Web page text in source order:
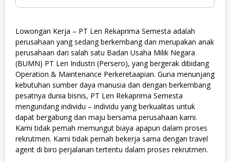
Lowongan Kerja – PT Len Rekaprima Semesta adalah
perusahaan yang sedang berkembang dan merupakan anak
perusahaan dari salah satu Badan Usaha Milik Negara
(BUMN) PT Len Industri (Persero), yang bergerak dibidang
Operation & Maintenance Perkeretaapian. Guna menunjang
kebutuhan sumber daya manusia dan dengan berkembang
pesatnya dunia bisnis, PT Len Rekaprima Semesta
mengundang individu – individu yang berkualitas untuk
dapat bergabung dan maju bersama perusahaan kami.
Kami tidak pemah memungut biaya apapun dalam proses
rekrutmen. Kami tidak pernah bekerja sama dengan travel
agent di biro perjalanan tertentu dalam proses rekrutmen.